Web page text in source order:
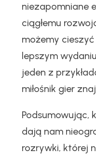
niezapomniane
ciągłemu
możemy
lepszym
jeden z
miłośnik gier
Podsumowując,
dają nam
rozrywki, której